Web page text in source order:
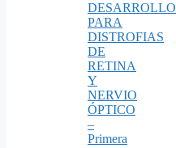
DESARROLLO
PARA
DISTROFIAS
DE
RETINA
Y
NERVIO
ÓPTICO
–
Primera